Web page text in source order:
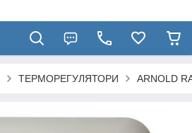
ТЕРМОРЕГУЛЯТОРИ ARNOLD